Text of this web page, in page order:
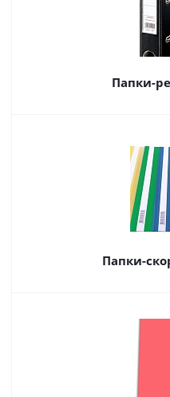
Папки-
Папки-